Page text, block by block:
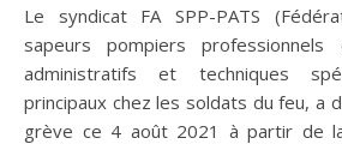
Le syndicat FA SPP-PATS (Fédération autonome des
sapeurs pompiers
administratifs et techniques
principaux chez les soldats du feu, a
grève ce 4 août 2021 à partir de